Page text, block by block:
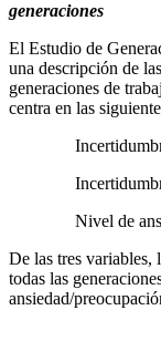
generaciones
El Estudio de
una descripción de
generaciones de
centra en las
Nivel de
De las tres variables,
todas las
ansiedad/